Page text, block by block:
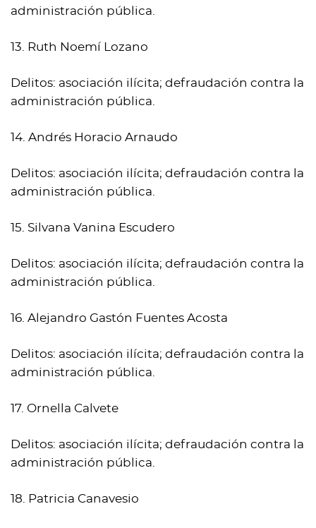
administración pública.
13. Ruth Noemí Lozano
Delitos: asociación ilícita; defraudación contra la
administración pública.
14. Andrés Horacio Arnaudo
Delitos: asociación ilícita; defraudación contra la
administración pública.
15. Silvana Vanina Escudero
Delitos: asociación ilícita; defraudación contra la
administración pública.
16. Alejandro Gastón Fuentes Acosta
Delitos: asociación ilícita; defraudación contra la
administración pública.
17. Ornella Calvete
Delitos: asociación ilícita; defraudación contra la
administración pública.
18. Patricia Canavesio